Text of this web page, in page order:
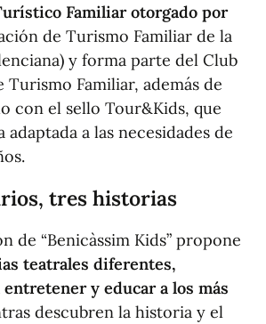
Familiar otorgado por
de Turismo Familiar de la
y forma parte del Club
Familiar, además de
con el sello Tour&Kids, que
adaptada a las necesidades de
tres historias
de “Benicàssim Kids” propone
teatrales diferentes,
entretener y educar a los más
descubren la historia y el